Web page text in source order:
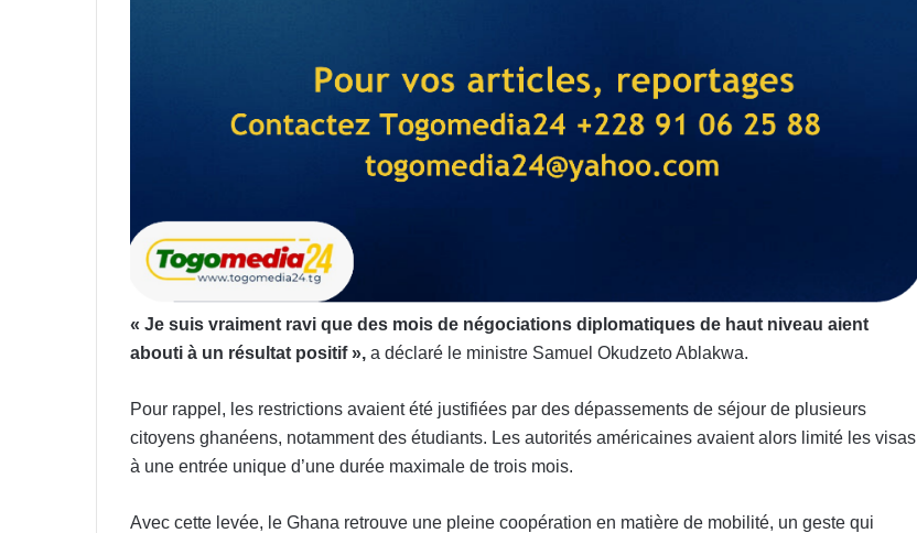
« Je suis vraiment ravi que des mois de négociations diplomatiques de haut niveau aient
abouti à un résultat positif », a déclaré le ministre Samuel Okudzeto Ablakwa.
Pour rappel, les restrictions avaient été justifiées par des dépassements de séjour de plusieurs
citoyens ghanéens, notamment des étudiants. Les autorités américaines avaient alors limité les visas
à une entrée unique d’une durée maximale de trois mois.
Avec cette levée, le Ghana retrouve une pleine coopération en matière de mobilité, un geste qui